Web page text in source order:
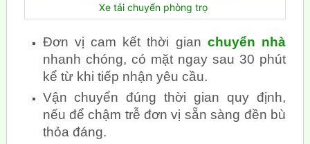
Xe tải chuyển phòng trọ
Đơn vị cam kết thời gian chuyển nhà
nhanh chóng, có mặt ngay sau 30 phút
kể từ khi tiếp nhận yêu cầu.
Vận chuyển đúng thời gian quy định,
nếu để chậm trễ đơn vị sẵn sàng đền bù
thỏa đáng.